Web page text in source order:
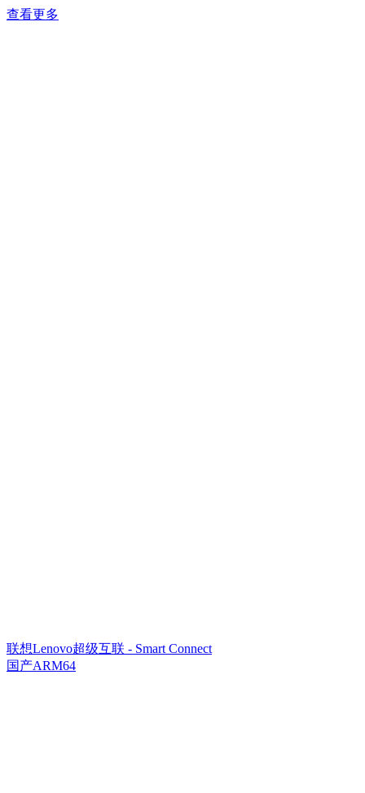
查看更多
联想Lenovo超级互联 - Smart Connect
国产ARM64